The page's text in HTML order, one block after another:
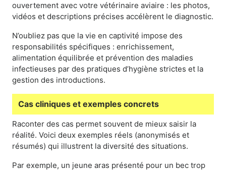
ouvertement avec votre vétérinaire aviaire : les photos,
vidéos et descriptions précises accélèrent le diagnostic.
N’oubliez pas que la vie en captivité impose des
responsabilités spécifiques : enrichissement,
alimentation équilibrée et prévention des maladies
infectieuses par des pratiques d’hygiène strictes et la
gestion des introductions.
Cas cliniques et exemples concrets
Raconter des cas permet souvent de mieux saisir la
réalité. Voici deux exemples réels (anonymisés et
résumés) qui illustrent la diversité des situations.
Par exemple, un jeune aras présenté pour un bec trop